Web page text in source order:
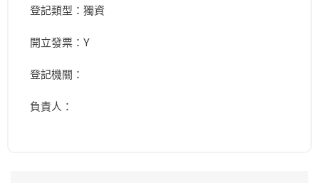
登記類型：獨資
開立發票：Y
登記機關：
負責人：